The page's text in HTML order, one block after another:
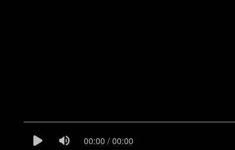
00:00 / 00:00